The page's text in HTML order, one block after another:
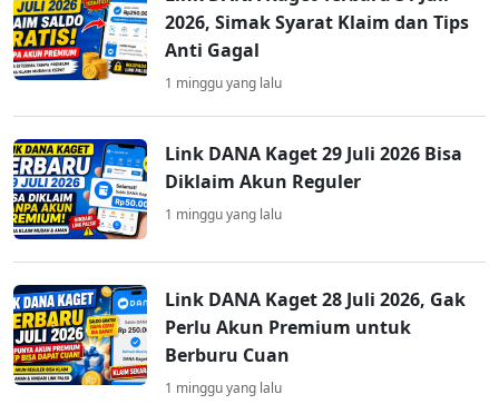
2026, Simak Syarat Klaim dan Tips
Anti Gagal
1 minggu yang lalu
Link DANA Kaget 29 Juli 2026 Bisa
Diklaim Akun Reguler
1 minggu yang lalu
Link DANA Kaget 28 Juli 2026, Gak
Perlu Akun Premium untuk
Berburu Cuan
1 minggu yang lalu